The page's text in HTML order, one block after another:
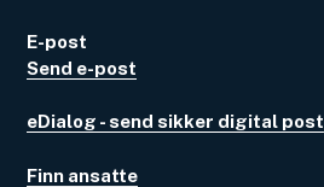
E-post
Send e-post
eDialog - send sikker digital post
Finn ansatte